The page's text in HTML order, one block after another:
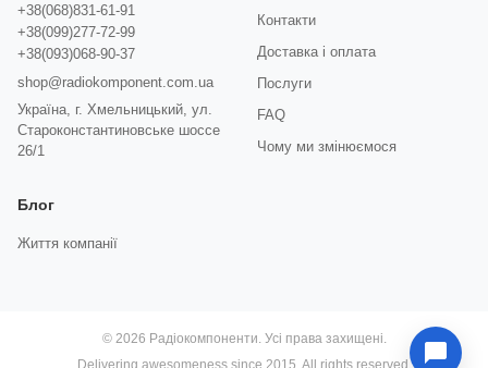
+38(068)831-61-91
+38(099)277-72-99
+38(093)068-90-37
shop@radiokomponent.com.ua
Україна, г. Хмельницький, ул.
Староконстантиновське шоссе
26/1
Контакти
Доставка і оплата
Послуги
FAQ
Чому ми змінюємося
Блог
Життя компанії
© 2026 Радіокомпоненти. Усі права захищені.
Delivering awesomeness since 2015. All rights reserved.